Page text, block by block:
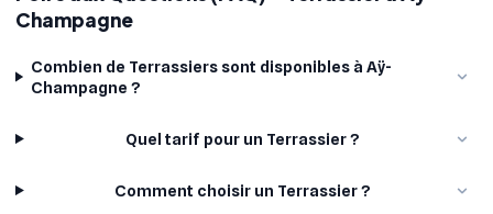
Champagne
Combien de Terrassiers sont disponibles à Aÿ-
Champagne ?
Quel tarif pour un Terrassier ?
Comment choisir un Terrassier ?